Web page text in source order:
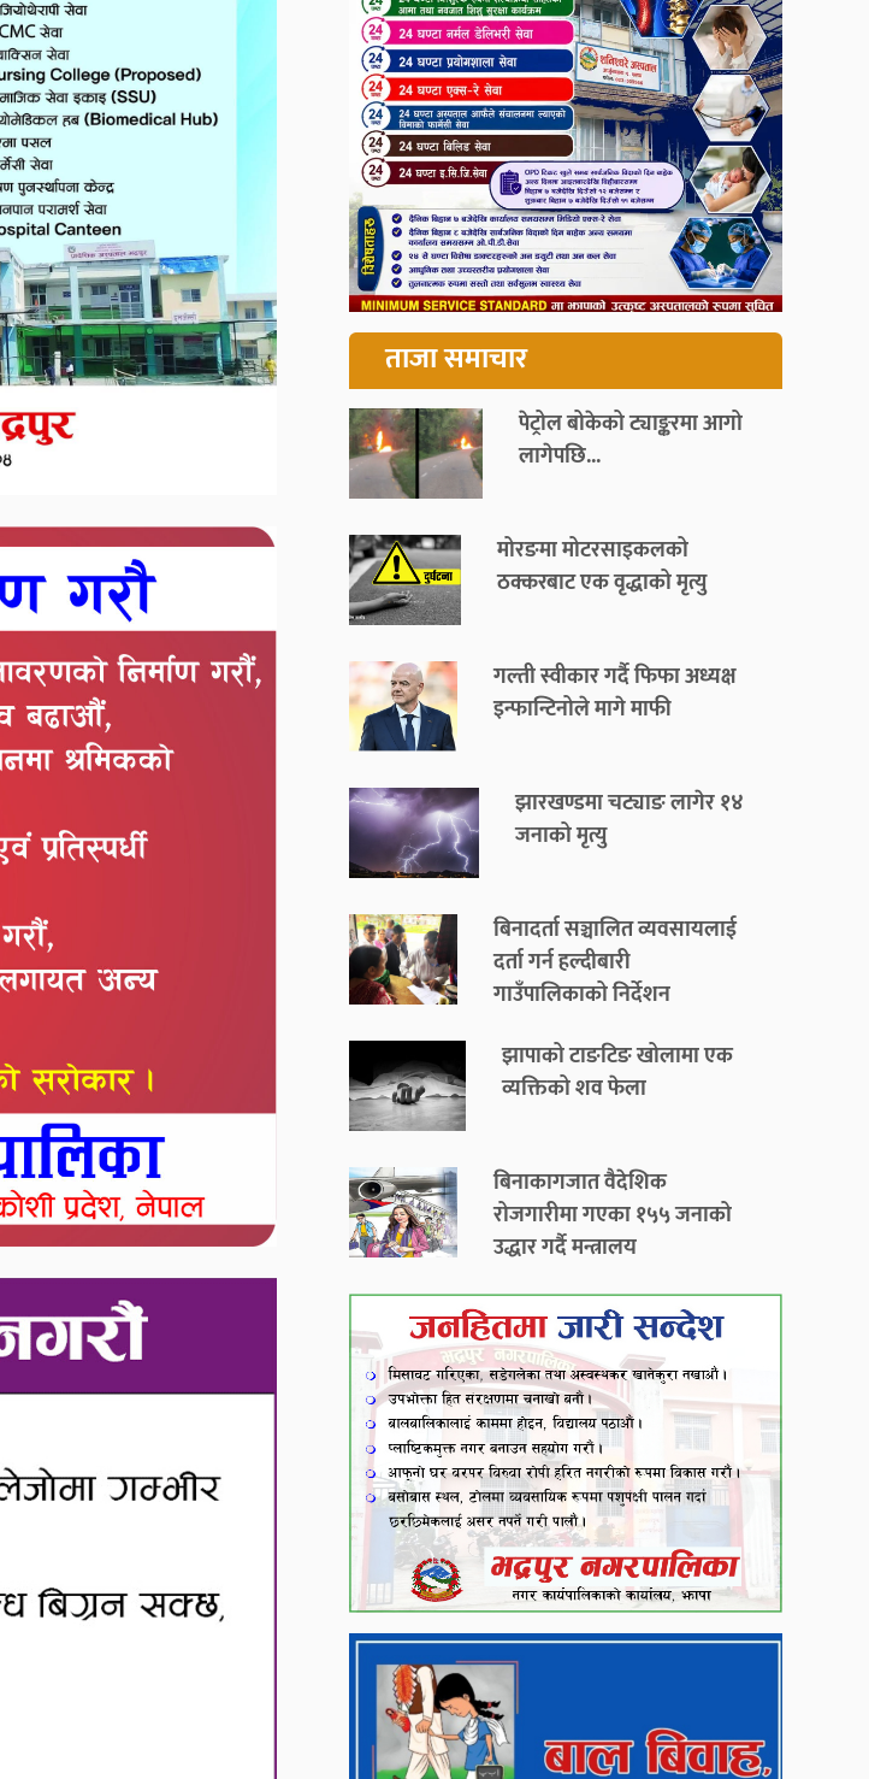
ताजा समाचार
पेट्रोल बोकेको ट्याङ्करमा आगो
लागेपछि...
मोरङमा मोटरसाइकलको
ठक्करबाट एक वृद्धाको मृत्यु
गल्ती स्वीकार गर्दै फिफा अध्यक्ष
इन्फान्टिनोले मागे माफी
झारखण्डमा चट्याङ लागेर १४
जनाको मृत्यु
बिनादर्ता सञ्चालित व्यवसायलाई
दर्ता गर्न हल्दीबारी
गाउँपालिकाको निर्देशन
झापाको टाङटिङ खोलामा एक
व्यक्तिको शव फेला
बिनाकागजात वैदेशिक
रोजगारीमा गएका १५५ जनाको
उद्धार गर्दै मन्त्रालय